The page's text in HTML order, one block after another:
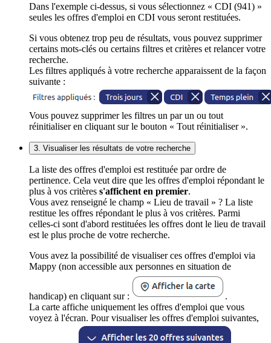
Dans l'exemple ci-dessus, si vous sélectionnez « CDI (941) »
seules les offres d'emploi en CDI vous seront restituées.
Si vous obtenez trop peu de résultats, vous pouvez supprimer
certains mots-clés ou certains filtres et critères et relancer votre
recherche.
Les filtres appliqués à votre recherche apparaissent de la façon
suivante :
Vous pouvez supprimer les filtres un par un ou tout
réinitialiser en cliquant sur le bouton « Tout réinitialiser ».
3. Visualiser les résultats de votre recherche
La liste des offres d'emploi est restituée par ordre de
pertinence. Cela veut dire que les offres d'emploi répondant le
plus à vos critères s'affichent en premier.
Vous avez renseigné le champ « Lieu de travail » ? La liste
restitue les offres répondant le plus à vos critères. Parmi
celles-ci sont d'abord restituées les offres dont le lieu de travail
est le plus proche de votre recherche.
Vous avez la possibilité de visualiser ces offres d'emploi via
Mappy (non accessible aux personnes en situation de
handicap) en cliquant sur :
.
La carte affiche uniquement les offres d'emploi que vous
voyez à l'écran. Pour visualiser les offres d'emploi suivantes,